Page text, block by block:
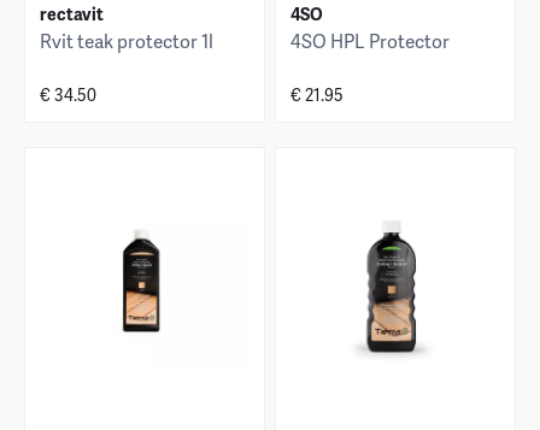
rectavit
Rvit teak protector 1l
€ 34.50
4SO
4SO HPL Protector
€ 21.95